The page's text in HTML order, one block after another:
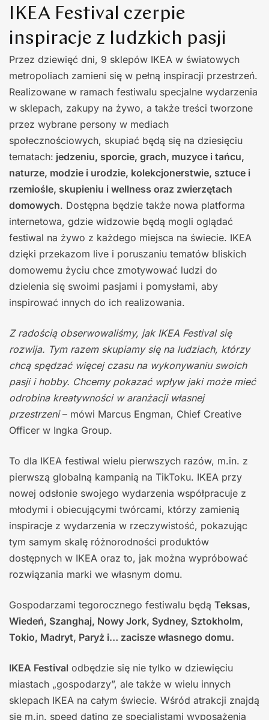
IKEA Festival czerpie
inspiracje z ludzkich pasji
Przez dziewięć dni, 9 sklepów IKEA w światowych
metropoliach zamieni się w pełną inspiracji przestrzeń.
Realizowane w ramach festiwalu specjalne wydarzenia
w sklepach, zakupy na żywo, a także treści tworzone
przez wybrane persony w mediach
społecznościowych, skupiać będą się na dziesięciu
tematach: jedzeniu, sporcie, grach, muzyce i tańcu,
naturze, modzie i urodzie, kolekcjonerstwie, sztuce i
rzemiośle, skupieniu i wellness oraz zwierzętach
domowych. Dostępna będzie także nowa platforma
internetowa, gdzie widzowie będą mogli oglądać
festiwal na żywo z każdego miejsca na świecie. IKEA
dzięki przekazom live i poruszaniu tematów bliskich
domowemu życiu chce zmotywować ludzi do
dzielenia się swoimi pasjami i pomysłami, aby
inspirować innych do ich realizowania.
Z radością obserwowaliśmy, jak IKEA Festival się
rozwija. Tym razem skupiamy się na ludziach, którzy
chcą spędzać więcej czasu na wykonywaniu swoich
pasji i hobby. Chcemy pokazać wpływ jaki może mieć
odrobina kreatywności w aranżacji własnej
przestrzeni– mówi Marcus Engman, Chief Creative
Officer w Ingka Group.
To dla IKEA festiwal wielu pierwszych razów, m.in. z
pierwszą globalną kampanią na TikToku. IKEA przy
nowej odsłonie swojego wydarzenia współpracuje z
młodymi i obiecującymi twórcami, którzy zamienią
inspiracje z wydarzenia w rzeczywistość, pokazując
tym samym skalę różnorodności produktów
dostępnych w IKEA oraz to, jak można wypróbować
rozwiązania marki we własnym domu.
Gospodarzami tegorocznego festiwalu będą Teksas,
Wiedeń, Szanghaj, Nowy Jork, Sydney, Sztokholm,
Tokio, Madryt, Paryż i… zacisze własnego domu.
IKEA Festival odbędzie się nie tylko w dziewięciu
miastach „gospodarzy”, ale także w wielu innych
sklepach IKEA na całym świecie. Wśród atrakcji znajdą
się m.in. speed dating ze specjalistami wyposażenia